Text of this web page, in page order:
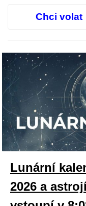
Chci volat
Lunární
2026 a